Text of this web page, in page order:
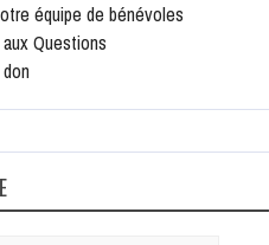
équipe de bénévoles
Questions